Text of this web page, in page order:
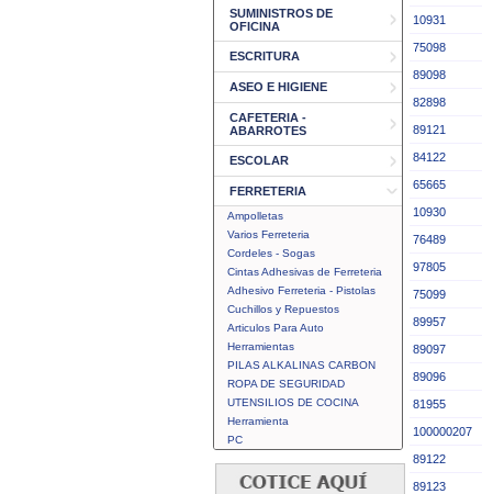
SUMINISTROS DE
OFICINA
ESCRITURA
ASEO E HIGIENE
CAFETERIA -
ABARROTES
ESCOLAR
FERRETERIA
Ampolletas
Varios Ferreteria
Cordeles - Sogas
Cintas Adhesivas de Ferreteria
Adhesivo Ferreteria - Pistolas
Cuchillos y Repuestos
Articulos Para Auto
Herramientas
PILAS ALKALINAS CARBON
ROPA DE SEGURIDAD
UTENSILIOS DE COCINA
Herramienta
PC
10931
75098
89098
82898
89121
84122
65665
10930
76489
97805
75099
89957
89097
89096
81955
100000207
89122
89123